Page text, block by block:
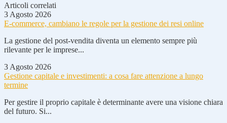
Articoli correlati
3 Agosto 2026
E-commerce, cambiano le regole per la gestione dei resi online
La gestione del post-vendita diventa un elemento sempre più
rilevante per le imprese...
3 Agosto 2026
Gestione capitale e investimenti: a cosa fare attenzione a lungo
termine
Per gestire il proprio capitale è determinante avere una visione chiara
del futuro. Si...